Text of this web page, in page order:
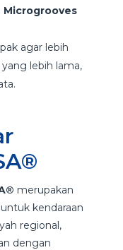
agar lebih
lebih lama,
merupakan
kendaraan
regional,
dengan